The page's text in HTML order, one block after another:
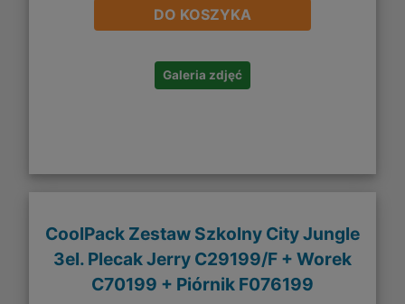
DO KOSZYKA
Galeria zdjęć
CoolPack Zestaw Szkolny City Jungle
3el. Plecak Jerry C29199/F + Worek
C70199 + Piórnik F076199